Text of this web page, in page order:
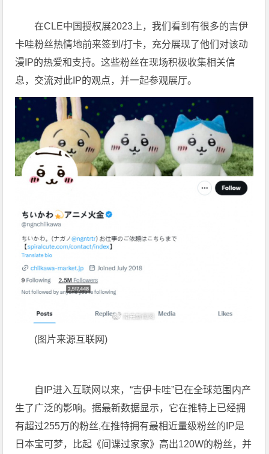
在CLE中国授权展2023上，我们看到有很多的吉伊
卡哇粉丝热情地前来签到/打卡，充分展现了他们对该动
漫IP的热爱和支持。这些粉丝在现场积极收集相关信
息，交流对此IP的观点，并一起参观展厅。
(图片来源互联网)
自IP进入互联网以来，“吉伊卡哇”已在全球范围内产
生了广泛的影响。据最新数据显示，它在推特上已经拥
有超过255万的粉丝,在推特拥有最相近量级粉丝的IP是
日本宝可梦，比起《间谍过家家》高出120W的粉丝，并